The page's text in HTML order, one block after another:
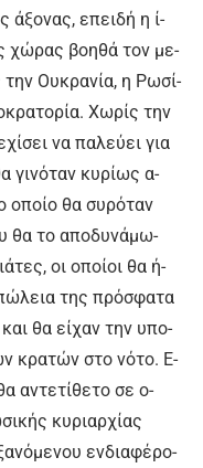
ά­ξο­νας, ε­πει­δή η ί­
χώ­ρας βο­η­θά τον με­
Ου­κρα­νί­α, η Ρω­σί­
Χω­ρίς την
να πα­λεύ­ει για
γι­νό­ταν κυ­ρί­ως α­
ο­ποί­ο θα συ­ρό­ταν
θα το α­πο­δυ­νά­μω­
οι ο­ποί­οι θα ή­
της πρό­σφα­τα
θα εί­χαν την υ­πο­
κρα­τών στο νό­το. Ε­
α­ντε­τί­θε­το σε ο­
κυ­ριαρ­χί­ας
εν­δια­φέ­ρο­